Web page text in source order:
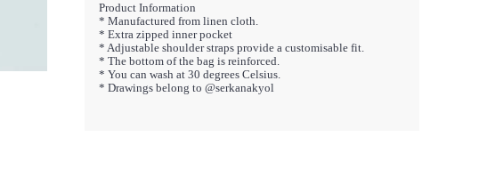
Product Information
* Manufactured from linen cloth.
* Extra zipped inner pocket
* Adjustable shoulder straps provide a customisable fit.
* The bottom of the bag is reinforced.
* You can wash at 30 degrees Celsius.
* Drawings belong to @serkanakyol